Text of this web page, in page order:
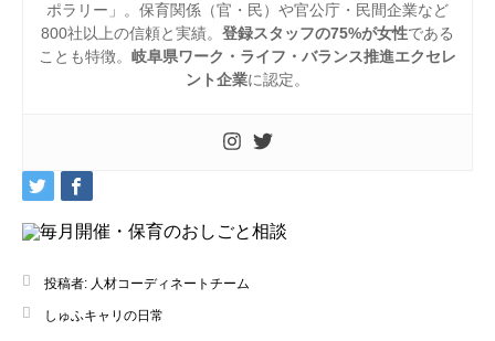
ポラリー」。保育関係（官・民）や官公庁・民間企業など
800社以上の信頼と実績。 登録スタッフの75%が女性である
ことも特徴。 岐阜県ワーク・ライフ・バランス推進エクセレ
ント企業に認定。
投稿者: 人材コーディネートチーム
しゅふキャリの日常